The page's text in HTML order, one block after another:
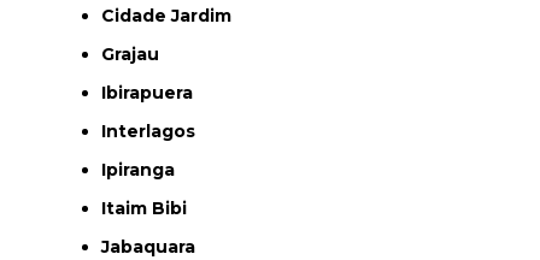
Cidade Jardim
Grajau
Ibirapuera
Interlagos
Ipiranga
Itaim Bibi
Jabaquara